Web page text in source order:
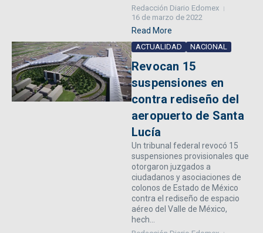
Redacción Diario Edomex
16 de marzo de 2022
Read More
ACTUALIDAD NACIONAL
Revocan 15
suspensiones en
contra rediseño del
aeropuerto de Santa
Lucía
Un tribunal federal revocó 15
suspensiones provisionales que
otorgaron juzgados a
ciudadanos y asociaciones de
colonos de Estado de México
contra el rediseño de espacio
aéreo del Valle de México,
hech...